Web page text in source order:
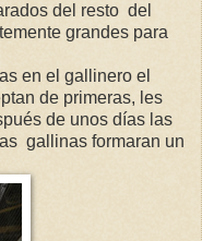
del resto del
grandes para
en el gallinero el
de primeras, les
de unos días las
gallinas formaran un